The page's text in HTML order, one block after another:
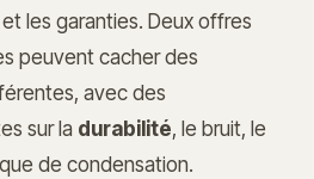
les garanties. Deux offres
peuvent cacher des
avec des
sur la durabilité, le bruit, le
de condensation.